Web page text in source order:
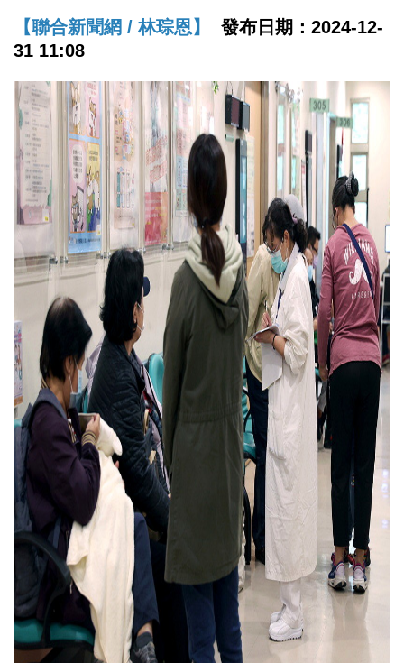
【聯合新聞網 / 林琮恩】
發布日期：2024-12-
31 11:08